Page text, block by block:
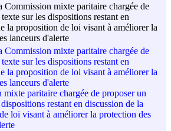
Commission mixte paritaire chargée de
sur les dispositions restant en
la proposition de loi visant à améliorer la
lanceurs d'alerte
Commission mixte paritaire chargée de
sur les dispositions restant en
la proposition de loi visant à améliorer la
lanceurs d'alerte
mixte paritaire chargée de proposer un
restant en discussion de la
loi visant à améliorer la protection des